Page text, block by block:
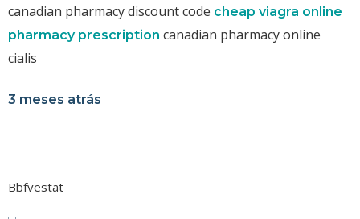
canadian pharmacy discount code cheap viagra online
pharmacy prescription canadian pharmacy online
cialis
3 meses atrás
Bbfvestat